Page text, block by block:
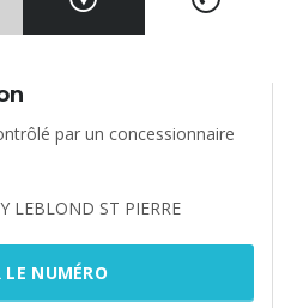
par un concessionnaire
LEBLOND ST PIERRE
LE NUMÉRO